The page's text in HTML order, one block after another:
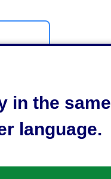
in the same
language.